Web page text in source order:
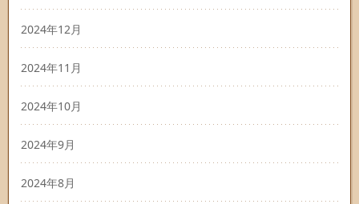
2024年12月
2024年11月
2024年10月
2024年9月
2024年8月